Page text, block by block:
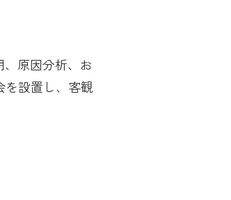
原因分析、お
を設置し、客観